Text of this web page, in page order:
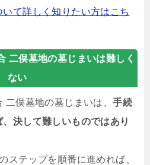
て詳しく知りたい方はこち
二俣墓地の墓じまいは難しく
ない
二俣墓地の墓じまいは、手続
決して難しいものではあり
ステップを順番に進めれば、